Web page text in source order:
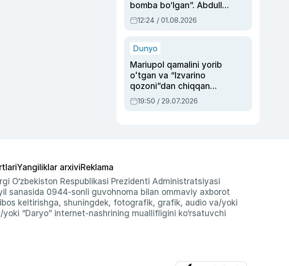
bomba bo‘lgan”. Abdulla
Oripovni siyosiy
ayblovlardan asrab
12:24 / 01.08.2026
Dunyo
Mariupol qamalini yorib
oʻtgan va “Izvarino
qozoni”dan chiqqan
qahramon — Ukraina
armiyasi bosh
19:50 / 29.07.2026
Yangiliklar arxiviReklama
O‘zbekiston Respublikasi Prezidenti Administratsiyasi
sanasida 0944-sonli guvohnoma bilan ommaviy axborot
keltirishga, shuningdek, fotografik, grafik, audio va/yoki
“Daryo” internet-nashrining muallifligini ko‘rsatuvchi